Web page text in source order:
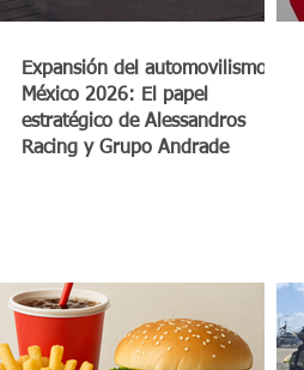
Expansión del automovilismo en
México 2026: El papel
estratégico de Alessandros
Racing y Grupo Andrade